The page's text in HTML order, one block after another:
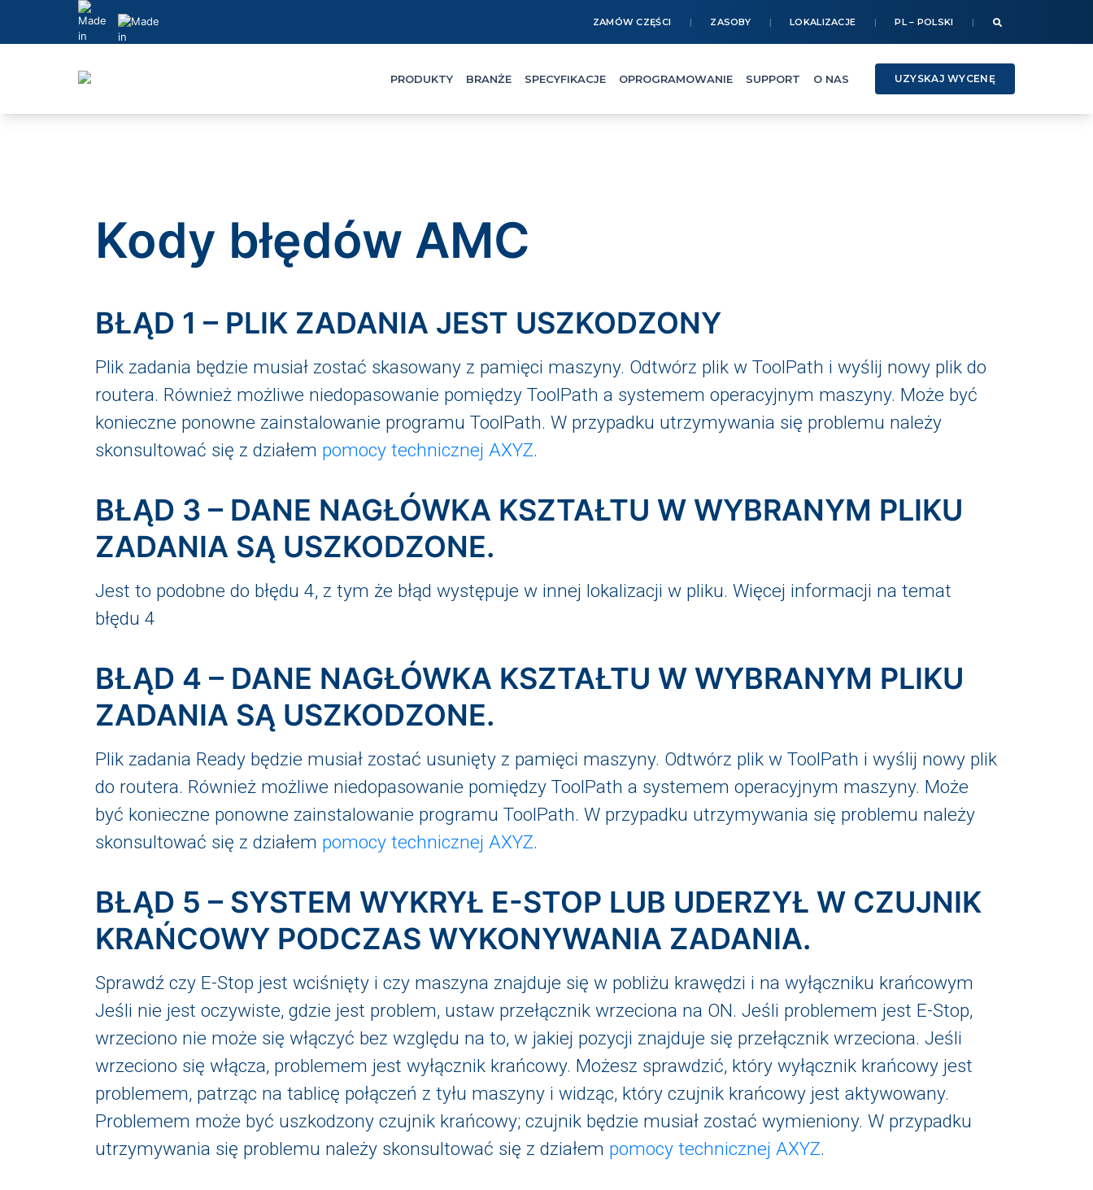
ZAMÓW CZĘŚCI ZASOBY LOKALIZACJE PL – POLSKI
PRODUKTY BRANŻE SPECYFIKACJE OPROGRAMOWANIE SUPPORT O NAS UZYSKAJ WYCENĘ
Kody błędów AMC
BŁĄD 1 – PLIK ZADANIA JEST USZKODZONY
Plik zadania będzie musiał zostać skasowany z pamięci maszyny. Odtwórz plik w ToolPath i wyślij nowy plik do
routera. Również możliwe niedopasowanie pomiędzy ToolPath a systemem operacyjnym maszyny. Może być
konieczne ponowne zainstalowanie programu ToolPath. W przypadku utrzymywania się problemu należy
skonsultować się z działem pomocy technicznej AXYZ.
BŁĄD 3 – DANE NAGŁÓWKA KSZTAŁTU W WYBRANYM PLIKU
ZADANIA SĄ USZKODZONE.
Jest to podobne do błędu 4, z tym że błąd występuje w innej lokalizacji w pliku. Więcej informacji na temat
błędu 4
BŁĄD 4 – DANE NAGŁÓWKA KSZTAŁTU W WYBRANYM PLIKU
ZADANIA SĄ USZKODZONE.
Plik zadania Ready będzie musiał zostać usunięty z pamięci maszyny. Odtwórz plik w ToolPath i wyślij nowy plik
do routera. Również możliwe niedopasowanie pomiędzy ToolPath a systemem operacyjnym maszyny. Może
być konieczne ponowne zainstalowanie programu ToolPath. W przypadku utrzymywania się problemu należy
skonsultować się z działem pomocy technicznej AXYZ.
BŁĄD 5 – SYSTEM WYKRYŁ E-STOP LUB UDERZYŁ W CZUJNIK
KRAŃCOWY PODCZAS WYKONYWANIA ZADANIA.
Sprawdź czy E-Stop jest wciśnięty i czy maszyna znajduje się w pobliżu krawędzi i na wyłączniku krańcowym
Jeśli nie jest oczywiste, gdzie jest problem, ustaw przełącznik wrzeciona na ON. Jeśli problemem jest E-Stop,
wrzeciono nie może się włączyć bez względu na to, w jakiej pozycji znajduje się przełącznik wrzeciona. Jeśli
wrzeciono się włącza, problemem jest wyłącznik krańcowy. Możesz sprawdzić, który wyłącznik krańcowy jest
problemem, patrząc na tablicę połączeń z tyłu maszyny i widząc, który czujnik krańcowy jest aktywowany.
Problemem może być uszkodzony czujnik krańcowy; czujnik będzie musiał zostać wymieniony. W przypadku
utrzymywania się problemu należy skonsultować się z działem pomocy technicznej AXYZ.